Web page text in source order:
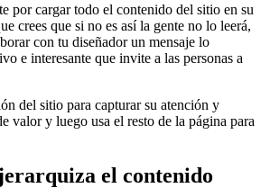
por cargar todo el contenido del sitio en su
crees que si no es así la gente no lo leerá,
con tu diseñador un mensaje lo
e interesante que invite a las personas a
del sitio para capturar su atención y
valor y luego usa el resto de la página para
el contenido